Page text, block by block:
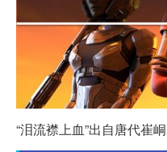
“泪流襟上血”出自唐代崔